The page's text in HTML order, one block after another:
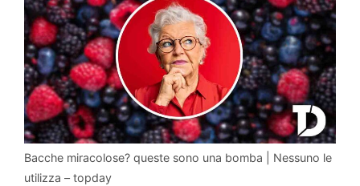
Bacche miracolose? queste sono una bomba | Nessuno le
utilizza – topday